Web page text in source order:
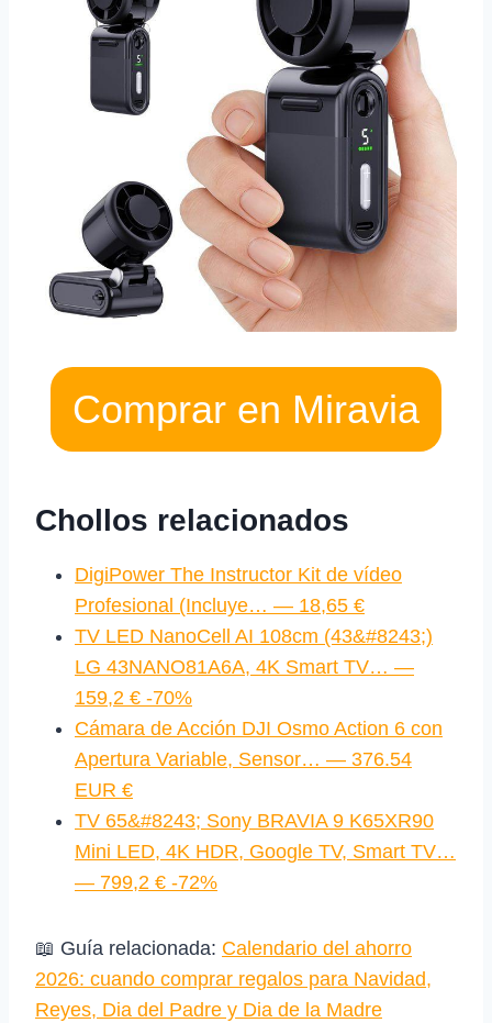
Comprar en Miravia
Chollos relacionados
DigiPower The Instructor Kit de vídeo
Profesional (Incluye… — 18,65 €
TV LED NanoCell AI 108cm (43&#8243;)
LG 43NANO81A6A, 4K Smart TV… —
159,2 € -70%
Cámara de Acción DJI Osmo Action 6 con
Apertura Variable, Sensor… — 376.54
EUR €
TV 65&#8243; Sony BRAVIA 9 K65XR90
Mini LED, 4K HDR, Google TV, Smart TV…
— 799,2 € -72%
📖 Guía relacionada: Calendario del ahorro
2026: cuando comprar regalos para Navidad,
Reyes, Dia del Padre y Dia de la Madre